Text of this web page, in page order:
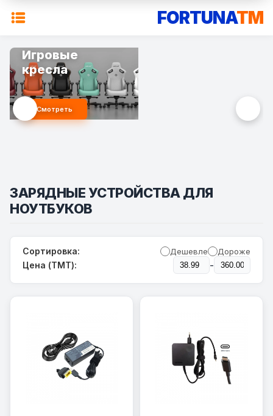
FORTUNATM
Игровые
кресла
Смотреть
ЗАРЯДНЫЕ УСТРОЙСТВА ДЛЯ
НОУТБУКОВ
Сортировка: Дешевле Дороже
Цена (TMT): -